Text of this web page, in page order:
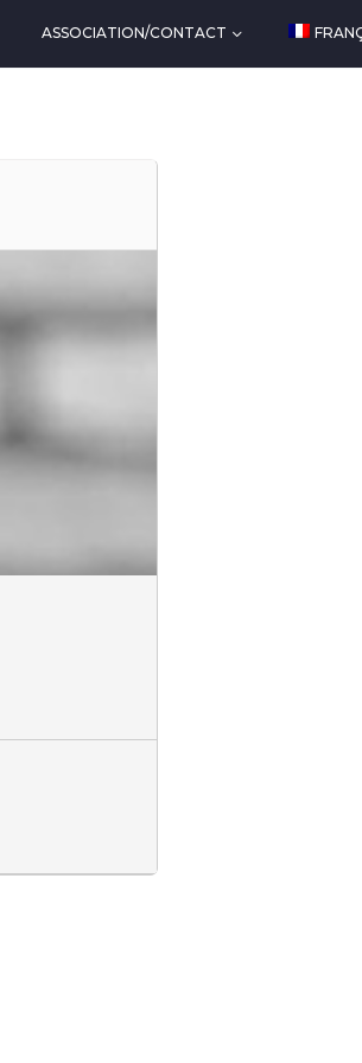
ASSOCIATION/CONTACT